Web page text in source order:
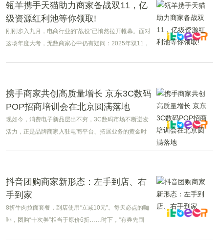
瓴羊携手天猫助力商家备战双11，亿
级资源红利池等你领取!
刚刚步入九月，电商行业的“战役”已悄然拉开帷幕。面对
这场年度大考，无数商家心中仍有疑问：2025年双11，
携手商家共创高质量增长 京东3C数码
POP招商培训会在北京圆满落地
现如今，消费电子新品层出不穷，3C数码市场不断迸发
活力，正是品牌商家入驻电商平台、拓展业务的黄金时
抖音团购商家新形态：左手到店、右
手到家
8折牛肉拉面套餐，到店使用“立减10元”。每天必点的咖
啡，团购“十次券”相当于原价6折……时下，“有券先囤